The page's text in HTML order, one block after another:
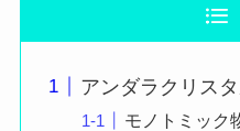
アンダラクリス
モノトミック